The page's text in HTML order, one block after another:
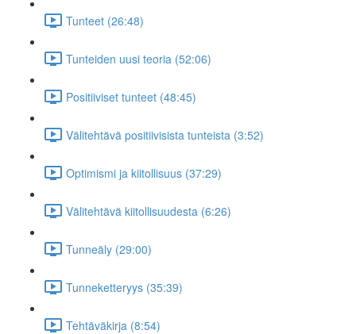
Tunteet (26:48)
Tunteiden uusi teoria (52:06)
Positiiviset tunteet (48:45)
Välitehtävä positiivisista tunteista (3:52)
Optimismi ja kiitollisuus (37:29)
Välitehtävä kiitollisuudesta (6:26)
Tunneäly (29:00)
Tunneketteryys (35:39)
Tehtäväkirja (8:54)